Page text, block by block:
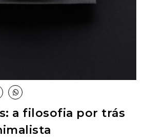
a filosofia por trás